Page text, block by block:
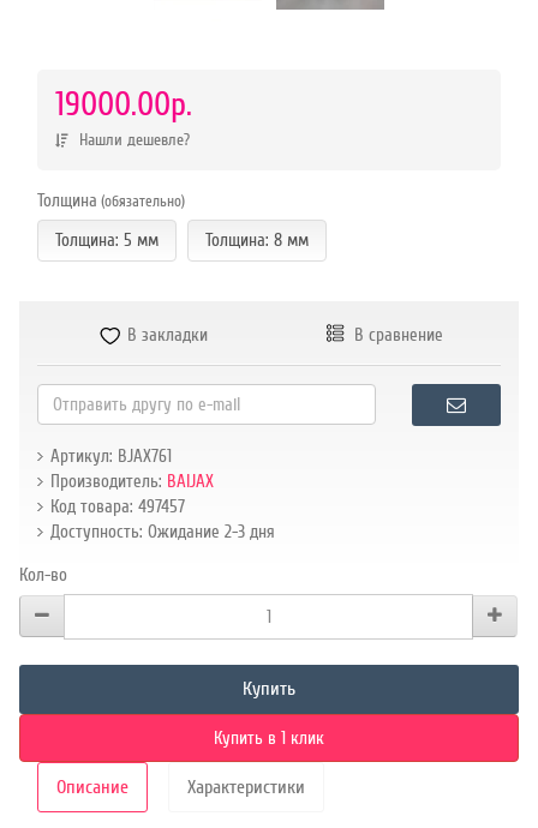
19000.00р.
Нашли дешевле?
Толщина (обязательно)
Толщина: 5 мм Толщина: 8 мм
В закладки В сравнение
Артикул: BJAX761
Производитель: BAIJAX
Код товара: 497457
Доступность: Ожидание 2-3 дня
Кол-во
Купить
Купить в 1 клик
Описание Характеристики